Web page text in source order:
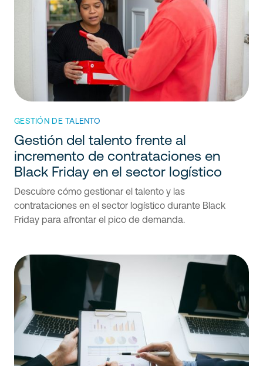
GESTIÓN DE TALENTO
Gestión del talento frente al
incremento de contrataciones en
Black Friday en el sector logístico
Descubre cómo gestionar el talento y las
contrataciones en el sector logístico durante Black
Friday para afrontar el pico de demanda.